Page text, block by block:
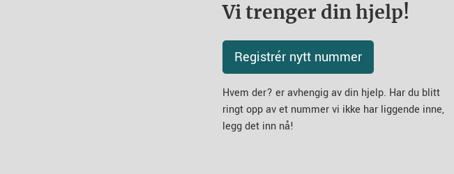
Vi trenger din hjelp!
Registrér nytt nummer
Hvem der? er avhengig av din hjelp. Har du blitt
ringt opp av et nummer vi ikke har liggende inne,
legg det inn nå!